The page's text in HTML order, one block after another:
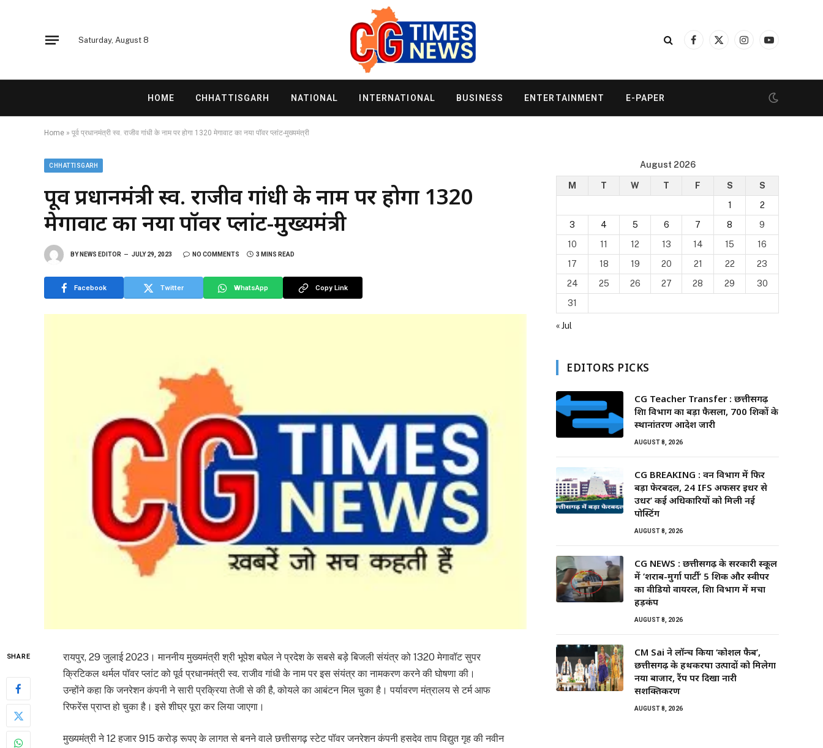
Saturday, August 8
Facebook
X
InstagramYouTube
HOME CHHATTISGARH NATIONAL INTERNATIONAL BUSINESS ENTERTAINMENT E-PAPER
Home » पूर्व प्रधानमंत्री स्व. राजीव गांधी के नाम पर होगा 1320 मेगावाट का नया पॉवर प्लांट-मुख्यमंत्री
CHHATTISGARH
पूर्व प्रधानमंत्री स्व. राजीव गांधी के नाम पर होगा 1320
मेगावाट का नया पॉवर प्लांट-मुख्यमंत्री
BY NEWS EDITOR JULY 29, 2023 NO COMMENTS 3 MINS READ
Facebook Twitter WhatsApp Copy Link
SHARE
रायपुर, 29 जुलाई 2023। माननीय मुख्यमंत्री श्री भूपेश बघेल ने प्रदेश के सबसे बड़े बिजली संयंत्र को 1320 मेगावॉट सुपर
क्रिटिकल थर्मल पॉवर प्लांट को पूर्व प्रधानमंत्री स्व. राजीव गांधी के नाम पर इस संयंत्र का नामकरण करने की घोषणा की।
उन्होंने कहा कि जनरेशन कंपनी ने सारी प्रक्रिया तेजी से की है, कोयले का आबंटन मिल चुका है। पर्यावरण मंत्रालय से टर्म आफ
रिफरेंस प्राप्त हो चुका है। इसे शीघ्र पूरा कर लिया जाएगा।
मुख्यमंत्री ने 12 हजार 915 करोड़ रूपए के लागत से बनने वाले छत्तीसगढ़ स्टेट पॉवर जनरेशन कंपनी हसदेव ताप विद्युत गृह की नवीन
August 2026
M T W T F S
S
1
2
3
4 5 6 7 8
9
10
11 12 13 14 15
16
17
18 19 20 21 22
23
24
25 26 27 28 29
30
31
« Jul
EDITORS PICKS
CG Teacher Transfer : छत्तीसगढ़
शिक्षा विभाग का बड़ा फैसला, 700 शिक्षकों के
स्थानांतरण आदेश जारी
AUGUST 8, 2026
CG BREAKING : वन विभाग में फिर
बड़ा फेरबदल, 24 IFS अफसर इधर से
उधर’ कई अधिकारियों को मिली नई
पोस्टिंग
AUGUST 8, 2026
CG NEWS : छत्तीसगढ़ के सरकारी स्कूल
में ‘शराब-मुर्गा पार्टी’ 5 शिक्षक और स्वीपर
का वीडियो वायरल, शिक्षा विभाग में मचा
हड़कंप
AUGUST 8, 2026
CM Sai ने लॉन्च किया ‘कोशल फैब’,
छत्तीसगढ़ के हथकरघा उत्पादों को मिलेगा
नया बाजार, रैंप पर दिखा नारी
सशक्तिकरण
AUGUST 8, 2026